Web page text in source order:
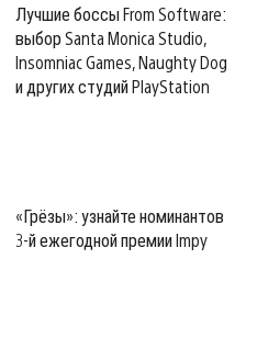
Лучшие боссы From Software:
выбор Santa Monica Studio,
Insomniac Games, Naughty Dog
и других студий PlayStation
«Грёзы»: узнайте номинантов
3-й ежегодной премии Impy